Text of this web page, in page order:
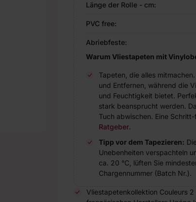
Länge der Rolle - cm:
PVC free:
Abriebfeste:
Warum Vliestapeten mit
Tapeten, die alles
und Entfernen, während die
und Feuchtigkeit bietet.
stark beansprucht werden.
Tuch abwischen. Eine
Ratgeber.
Tipp vor dem Tapezieren:
Unebenheiten verspachteln
ca. 20 °C, lüften Sie
Chargennummer (Batch Nr.).
Vliestapetenkollektion Couleurs